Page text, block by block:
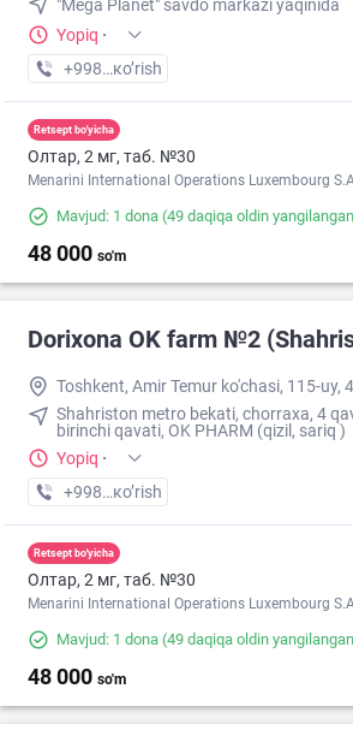
"Mega Planet" savdo markazi yaqinida
Yopiq ·
+998 (90) XXX-XX-XX
кo’rish
Retsept bo'yicha
Олтар, 2 мг, таб. №30
Menarini International Operations Luxembourg
Mavjud: 1 dona (49 daqiqa oldin
48 000 so'm
Dorixona ОK farm №2
Toshkent, Amir Temur ko'chasi, 115-uy,
Shahriston metro bekati, chorraxa, 4
birinchi qavati, OK PHARM (qizil, sariq )
Yopiq ·
+998 (90) XXX-XX-XX
кo’rish
Retsept bo'yicha
Олтар, 2 мг, таб. №30
Menarini International Operations Luxembourg
Mavjud: 1 dona (49 daqiqa oldin
48 000 so'm